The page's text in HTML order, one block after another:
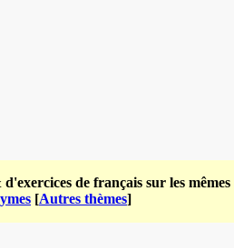
de français sur les mêmes
[Autres thèmes]